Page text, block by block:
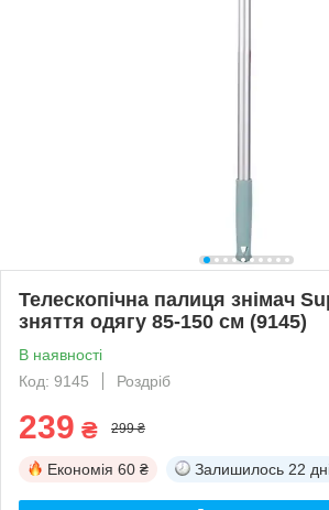
Телескопічна палиця знімач
зняття одягу 85-150 см (9145)
В наявності
Код: 9145
Роздріб
239 ₴ 299 ₴
Економія 60 ₴ Залишилось 22